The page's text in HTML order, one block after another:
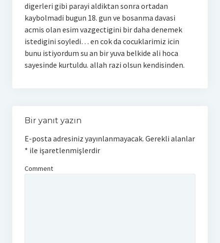
digerleri gibi parayi aldiktan sonra ortadan
kaybolmadi bugun 18. gun ve bosanma davasi
acmis olan esim vazgectigini bir daha denemek
istedigini soyledi… en cok da cocuklarimiz icin
bunu istiyordum su an bir yuva belkide ali hoca
sayesinde kurtuldu. allah razi olsun kendisinden.
Bir yanıt yazın
E-posta adresiniz yayınlanmayacak. Gerekli alanlar
* ile işaretlenmişlerdir
Comment